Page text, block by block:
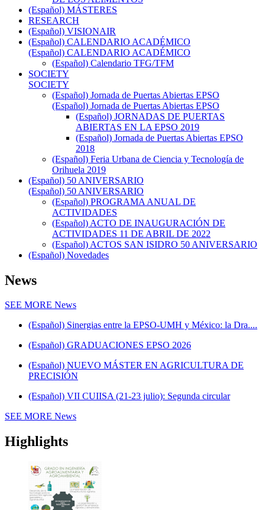
(Español) MÁSTERES
RESEARCH
(Español) VISIONAIR
(Español) CALENDARIO ACADÉMICO
(Español) CALENDARIO ACADÉMICO
(Español) Calendario TFG/TFM
SOCIETY
SOCIETY
(Español) Jornada de Puertas Abiertas EPSO
(Español) Jornada de Puertas Abiertas EPSO
(Español) JORNADAS DE PUERTAS
ABIERTAS EN LA EPSO 2019
(Español) Jornada de Puertas Abiertas EPSO
2018
(Español) Feria Urbana de Ciencia y Tecnología de
Orihuela 2019
(Español) 50 ANIVERSARIO
(Español) 50 ANIVERSARIO
(Español) PROGRAMA ANUAL DE
ACTIVIDADES
(Español) ACTO DE INAUGURACIÓN DE
ACTIVIDADES 11 DE ABRIL DE 2022
(Español) ACTOS SAN ISIDRO 50 ANIVERSARIO
(Español) Novedades
News
SEE MORE News
(Español) Sinergias entre la EPSO-UMH y México: la Dra....
(Español) GRADUACIONES EPSO 2026
(Español) NUEVO MÁSTER EN AGRICULTURA DE
PRECISIÓN
(Español) VII CUIISA (21-23 julio): Segunda circular
SEE MORE News
Highlights